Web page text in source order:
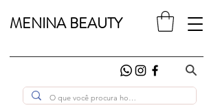
MENINA BEAUTY